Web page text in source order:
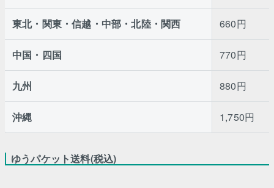
東北・関東・信越・中部・北陸・関西 660円
中国・四国 770円
九州 880円
沖縄 1,750円
ゆうパケット送料(税込)